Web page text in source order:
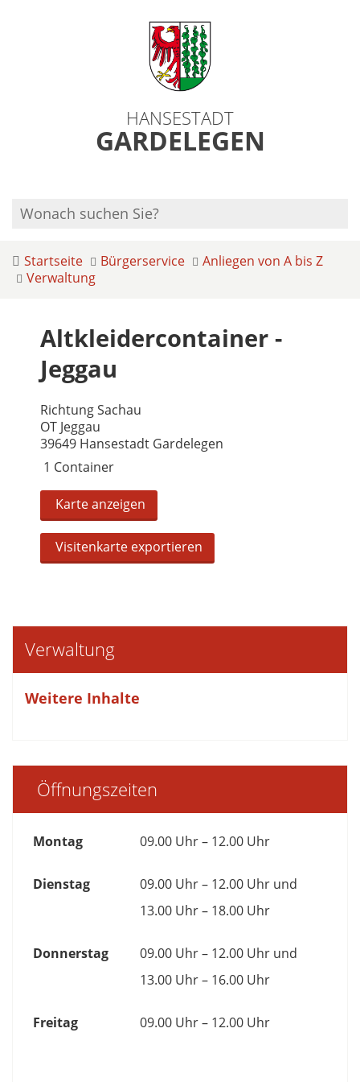
HANSESTADT
GARDELEGEN
Startseite Bürgerservice
Anliegen von A bis Z
Verwaltung
Altkleidercontainer -
Jeggau
Richtung Sachau
OT Jeggau
39649 Hansestadt Gardelegen
1 Container
Karte anzeigen
Visitenkarte exportieren
Verwaltung
Weitere Inhalte
Öffnungszeiten
Montag 09.00 Uhr – 12.00 Uhr
Dienstag
09.00 Uhr – 12.00 Uhr und
13.00 Uhr – 18.00 Uhr
Donnerstag
09.00 Uhr – 12.00 Uhr und
13.00 Uhr – 16.00 Uhr
Freitag 09.00 Uhr – 12.00 Uhr